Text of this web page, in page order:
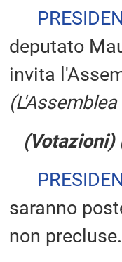
deputato
invita
(Votazioni)
saranno
non precluse.